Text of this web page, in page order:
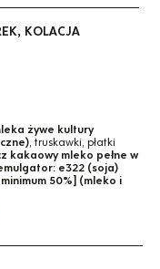
KOLACJA
żywe kultury
, truskawki, płatki
kakaowy mleko pełne w
e322 (soja)
50%] (mleko i